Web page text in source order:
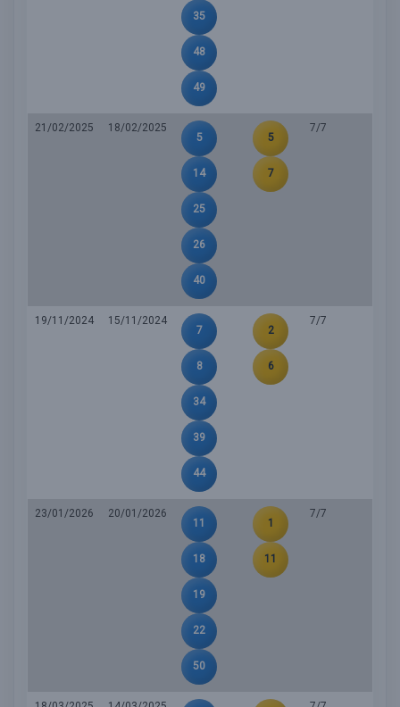
35
48
49
21/02/2025
18/02/2025
5
14
25
26
40
5
7
7/7
19/11/2024
15/11/2024
7
8
34
39
44
2
6
7/7
23/01/2026
20/01/2026
11
18
19
22
50
1
11
7/7